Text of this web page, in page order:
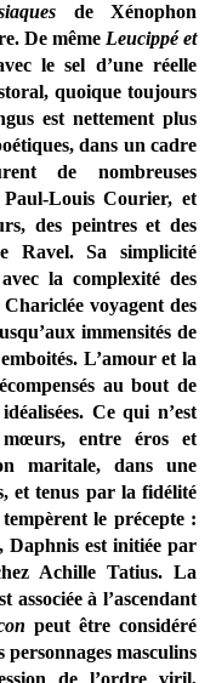
de Xénophon
De même Leucippé et
le sel d’une réelle
quoique toujours
est nettement plus
dans un cadre
de nombreuses
Louis Courier, et
des peintres et des
Ravel. Sa simplicité
la complexité des
voyagent des
immensités de
L’amour et la
au bout de
Ce qui n’est
entre éros et
maritale, dans une
et tenus par la fidélité
le précepte :
Daphnis est initiée par
Achille Tatius. La
associée à l’ascendant
peut être considéré
masculins